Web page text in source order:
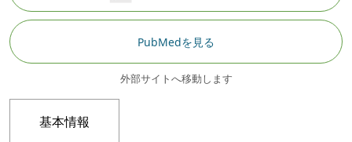
PubMedを見る
外部サイトへ移動します
基本情報